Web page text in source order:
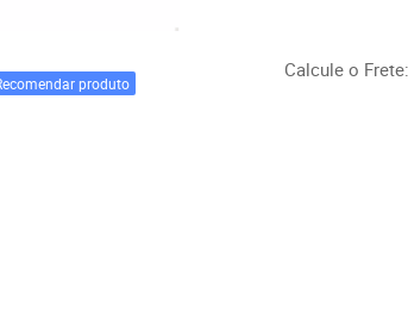
Calcule o Frete:
produto